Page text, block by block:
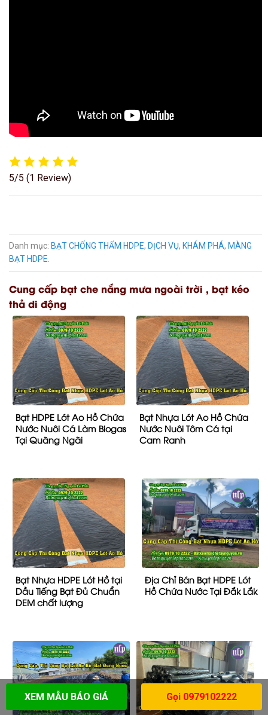
5/5 (1 Review)
Danh mục: BẠT CHỐNG THẤM HDPE, DỊCH VỤ, KHÁM PHÁ, MÀNG
BẠT HDPE
Cung cấp bạt che nắng mưa ngoài trời , bạt kéo
thả di động
Bạt HDPE Lót Ao Hồ Chứa
Nước Nuôi Cá Làm Biogas
Tại Quãng Ngãi
Bạt Nhựa Lót Ao Hồ Chứa
Nước Nuôi Tôm Cá tại
Cam Ranh
Bạt Nhựa HDPE Lót Hồ tại
Dầu Tiếng Bạt Đủ Chuẩn
DEM chất lượng
Địa Chỉ Bán Bạt HDPE Lót
Hồ Chứa Nước Tại Đắk Lắk
XEM MẪU BÁO GIÁ Gọi 0979102222